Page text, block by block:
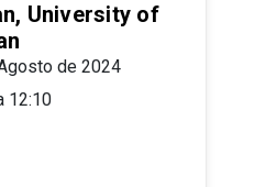
University of
de 2024
12:10